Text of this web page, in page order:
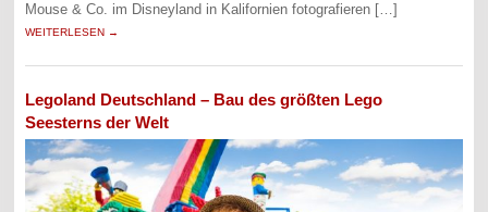
Mouse & Co. im Disneyland in Kalifornien fotografieren […]
WEITERLESEN →
Legoland Deutschland – Bau des größten Lego
Seesterns der Welt